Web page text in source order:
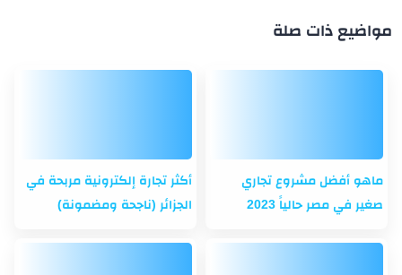
مواضيع ذات صلة
ماهو أفضل مشروع تجاري
صغير في مصر حالياً 2023
أكثر تجارة إلكترونية مربحة في
الجزائر (ناجحة ومضمونة)